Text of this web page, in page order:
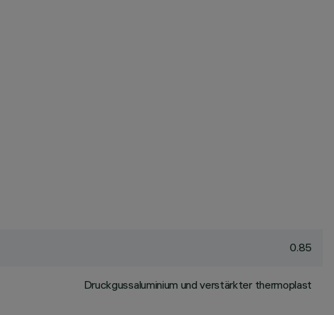
0.85
Druckgussaluminium und verstärkter thermoplast